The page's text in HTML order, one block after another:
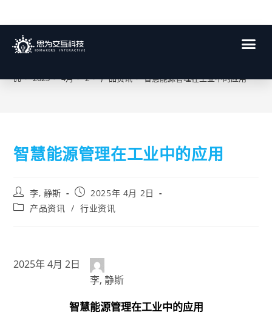
博客
> 2025 > 4月 > 2 > 产品资讯 > 智慧能源管理在工业中的应用
智慧能源管理在工业中的应用
李, 静斯
2025年 4月 2日
产品资讯 / 行业资讯
2025年 4月 2日
李, 静斯
智慧能源管理在工业中的应用